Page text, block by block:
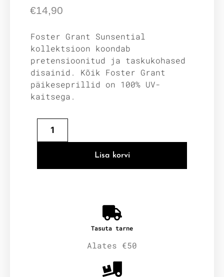
€14,90
Foster Grant Sunsential
kollektsioon koondab
pretensioonitud ja taskukohased
disainid. Kõik Foster Grant
päikeseprillid on 100% UV-
kaitsega.
Lisa korvi
Tasuta tarne
Alates €50